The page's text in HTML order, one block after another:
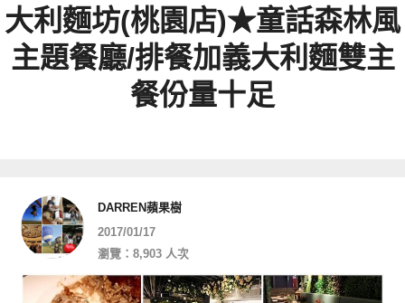
大利麵坊(桃園店)★童話森林風
主題餐廳/排餐加義大利麵雙主
餐份量十足
DARREN蘋果樹
2017/01/17
瀏覽：8,903 人次